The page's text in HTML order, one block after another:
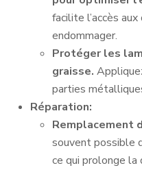
facilite l’accès
endommager.
Protéger les
graisse.
parties
Réparation:
Remplacement
souvent possible
ce qui prolonge la